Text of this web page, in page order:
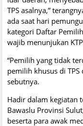
TPS asalnya,”
ada saat hari
kategori Daftar
wajib menunjukan
“Pemilih yang tidak
pemilih khusus di TPS
sebutnya.
Hadir dalam kegiatan
Bawaslu Provinsi
beserta para awak